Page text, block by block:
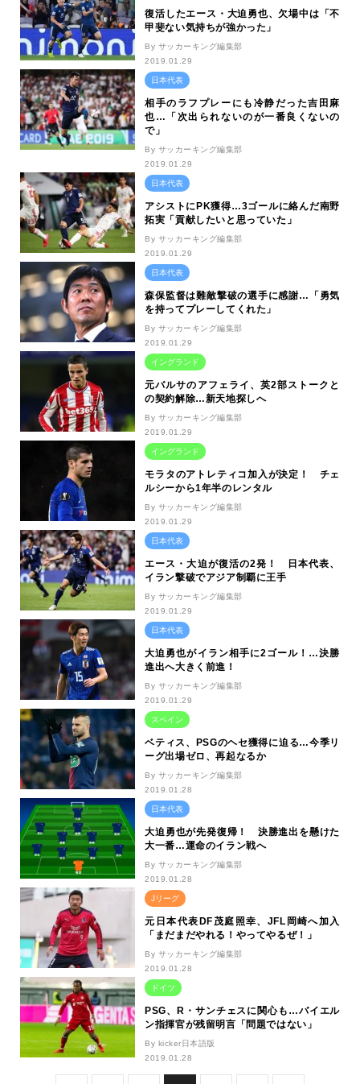
復活したエース・大迫勇也、欠場中は「不
甲斐ない気持ちが強かった」
By サッカーキング編集部
2019.01.29
日本代表
相手のラフプレーにも冷静だった吉田麻
也…「次出られないのが一番良くないの
で」
By サッカーキング編集部
2019.01.29
日本代表
アシストにPK獲得…3ゴールに絡んだ南野
拓実「貢献したいと思っていた」
By サッカーキング編集部
2019.01.29
日本代表
森保監督は難敵撃破の選手に感謝…「勇気
を持ってプレーしてくれた」
By サッカーキング編集部
2019.01.29
イングランド
元バルサのアフェライ、英2部ストークと
の契約解除…新天地探しへ
By サッカーキング編集部
2019.01.29
イングランド
モラタのアトレティコ加入が決定！ チェ
ルシーから1年半のレンタル
By サッカーキング編集部
2019.01.29
日本代表
エース・大迫が復活の2発！ 日本代表、
イラン撃破でアジア制覇に王手
By サッカーキング編集部
2019.01.29
日本代表
大迫勇也がイラン相手に2ゴール！…決勝
進出へ大きく前進！
By サッカーキング編集部
2019.01.29
スペイン
ベティス、PSGのヘセ獲得に迫る…今季リ
ーグ出場ゼロ、再起なるか
By サッカーキング編集部
2019.01.28
日本代表
大迫勇也が先発復帰！ 決勝進出を懸けた
大一番…運命のイラン戦へ
By サッカーキング編集部
2019.01.28
Jリーグ
元日本代表DF茂庭照幸、JFL岡崎へ加入
「まだまだやれる！やってやるぜ！」
By サッカーキング編集部
2019.01.28
ドイツ
PSG、R・サンチェスに関心も…バイエル
ン指揮官が残留明言「問題ではない」
By kicker日本語版
2019.01.28